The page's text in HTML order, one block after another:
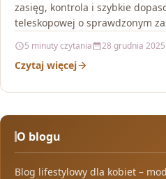
zasięg, kontrola i szybkie
teleskopowej o sprawdzonym
5 minuty czytania 28 grudnia 2025
Czytaj więcej
O blogu
Blog lifestylowy dla kobiet –